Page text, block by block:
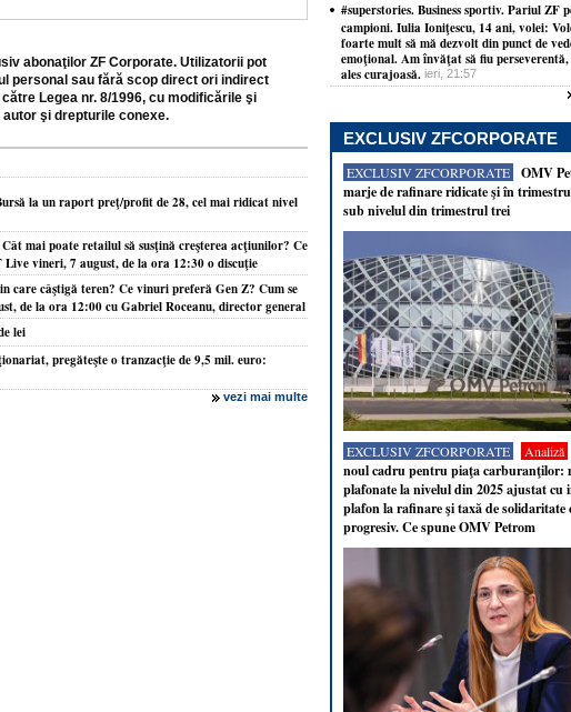
abonaţilor ZF Corporate. Utilizatorii pot
personal sau fără scop direct ori indirect
Legea nr. 8/1996, cu modificările şi
şi drepturile conexe.
la un raport preţ/profit de 28, cel mai ridicat nivel
mai poate retailul să susţină creşterea acţiunilor? Ce
vineri, 7 august, de la ora 12:30 o discuţie
care câştigă teren? Ce vinuri preferă Gen Z? Cum se
de la ora 12:00 cu Gabriel Roceanu, director general
lei
pregăteşte o tranzacţie de 9,5 mil. euro:
vezi mai multe
#superstories. Business sportiv. Pariul ZF
campioni. Iulia Ioniţescu, 14 ani, volei:
foarte mult să mă dezvolt din punct de
emoţional. Am învăţat să fiu
ales curajoasă. ieri, 21:57
EXCLUSIV ZFCORPORATE
EXCLUSIV ZFCORPORATE
OMV
marje de rafinare ridicate şi în
sub nivelul din trimestrul trei
EXCLUSIV ZFCORPORATE Analiză
noul cadru pentru piaţa carburanţilor:
plafonate la nivelul din 2025 ajustat cu
plafon la rafinare şi taxă de solidaritate
progresiv. Ce spune OMV Petrom